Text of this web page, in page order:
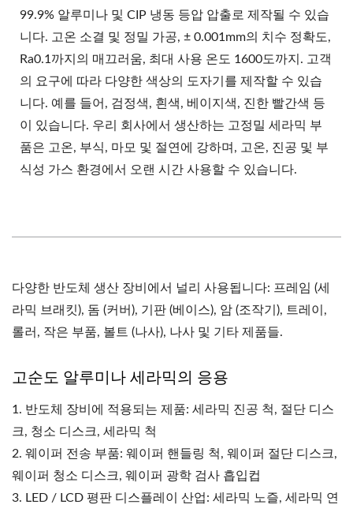
99.9% 알루미나 및 CIP 냉동 등압 압출로 제작될 수 있습
니다. 고온 소결 및 정밀 가공, ± 0.001mm의 치수 정확도,
Ra0.1까지의 매끄러움, 최대 사용 온도 1600도까지. 고객
의 요구에 따라 다양한 색상의 도자기를 제작할 수 있습
니다. 예를 들어, 검정색, 흰색, 베이지색, 진한 빨간색 등
이 있습니다. 우리 회사에서 생산하는 고정밀 세라믹 부
품은 고온, 부식, 마모 및 절연에 강하며, 고온, 진공 및 부
식성 가스 환경에서 오랜 시간 사용할 수 있습니다.
다양한 반도체 생산 장비에서 널리 사용됩니다: 프레임 (세
라믹 브래킷), 돔 (커버), 기판 (베이스), 암 (조작기), 트레이,
롤러, 작은 부품, 볼트 (나사), 나사 및 기타 제품들.
고순도 알루미나 세라믹의 응용
1. 반도체 장비에 적용되는 제품: 세라믹 진공 척, 절단 디스
크, 청소 디스크, 세라믹 척
2. 웨이퍼 전송 부품: 웨이퍼 핸들링 척, 웨이퍼 절단 디스크,
웨이퍼 청소 디스크, 웨이퍼 광학 검사 흡입컵
3. LED / LCD 평판 디스플레이 산업: 세라믹 노즐, 세라믹 연